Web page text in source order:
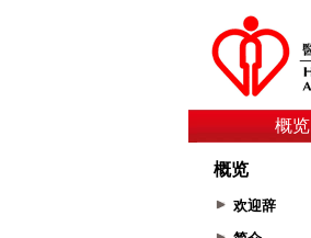
概览
概览
欢迎辞